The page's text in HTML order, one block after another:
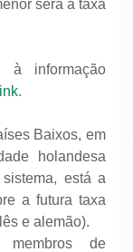
será a taxa
à informação
.
Baixos, em
holandesa
está a
a futura taxa
e alemão).
membros de